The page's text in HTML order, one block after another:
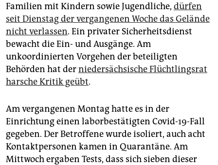
Familien mit Kindern sowie Jugendliche, dürfen
seit Dienstag der vergangenen Woche das Gelände
nicht verlassen. Ein privater Sicherheitsdienst
bewacht die Ein- und Ausgänge. Am
unkoordinierten Vorgehen der beteiligten
Behörden hat derniedersächsische Flüchtlingsrat
harsche Kritik geübt.
Am vergangenen Montag hatte es in der
Einrichtung einen laborbestätigten Covid-19-Fall
gegeben. Der Betroffene wurde isoliert, auch acht
Kontaktpersonen kamen in Quarantäne. Am
Mittwoch ergaben Tests, dass sich sieben dieser